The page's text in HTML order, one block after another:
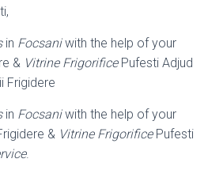
in Focsaniwith the help of your
& Vitrine FrigorificePufesti Adjud
Frigidere
in Focsaniwith the help of your
& Vitrine FrigorificePufesti
.